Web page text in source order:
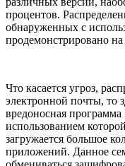
процентов.
обнаруженных с
продемонстрировано
Что касается угроз,
электронной почты, то
вредоносная
использованием
загружается большое
приложений. Данное